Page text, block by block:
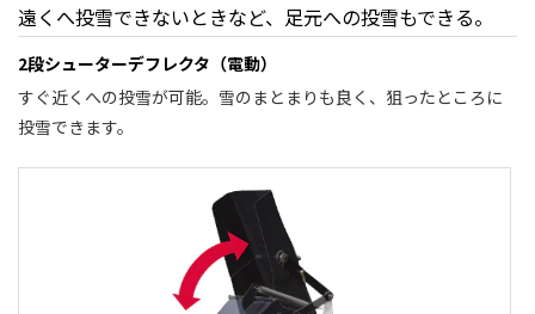
遠くへ投雪できないときなど、足元への投雪もできる。
2段シューターデフレクタ（電動）
すぐ近くへの投雪が可能。雪のまとまりも良く、狙ったところに
投雪できます。